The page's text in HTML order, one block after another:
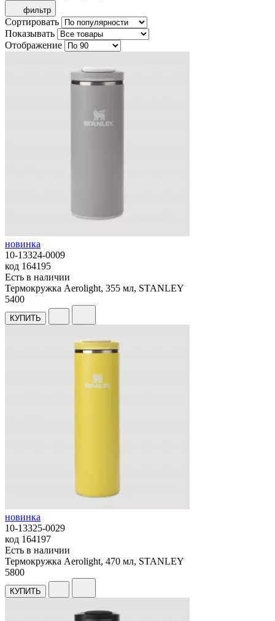
фильтр
Сортировать
Показывать
Отображение
новинка
10-13324-0009
код 164195
Есть в наличии
Термокружка Aerolight, 355 мл, STANLEY
5400
КУПИТЬ
новинка
10-13325-0029
код 164197
Есть в наличии
Термокружка Aerolight, 470 мл, STANLEY
5800
КУПИТЬ